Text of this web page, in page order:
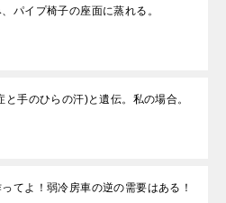
パイプ椅子の座面に蒸れる。
と手のひらの汗)と遺伝。私の場合。
てよ！弱冷房車の逆の需要はある！